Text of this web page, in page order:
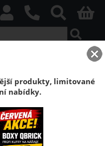
System ONE M 2.0
HD
ONE Organizer M 2.0
šroubů nebo
produkty, limitované
nabídky.